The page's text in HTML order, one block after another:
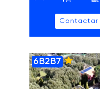
Contactar
6B2B7